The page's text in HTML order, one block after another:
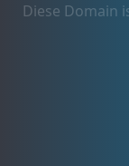
Diese Domain